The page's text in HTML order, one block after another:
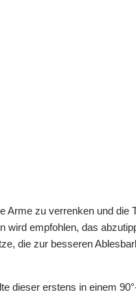
Arme zu verrenken und die
wird empfohlen, das
die zur besseren
dieser erstens in einem